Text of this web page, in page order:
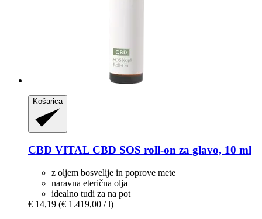
Košarica
CBD VITAL CBD SOS roll-​on za glavo, 10 ml
z oljem bosvelije in poprove mete
naravna eterična olja
idealno tudi za na pot
€ 14,19 (€ 1.419,00 / l)